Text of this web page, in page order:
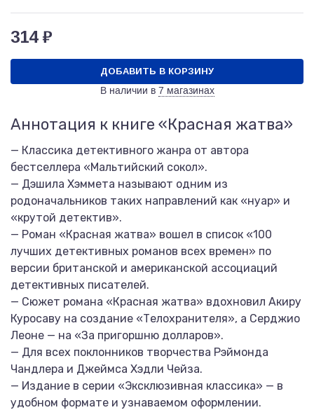
314 ₽
ДОБАВИТЬ В КОРЗИНУ
В наличии в 7 магазинах
Аннотация к книге «Красная жатва»
— Классика детективного жанра от автора
бестселлера «Мальтийский сокол».
— Дэшила Хэммета называют одним из
родоначальников таких направлений как «нуар» и
«крутой детектив».
— Роман «Красная жатва» вошел в список «100
лучших детективных романов всех времен» по
версии британской и американской ассоциаций
детективных писателей.
— Сюжет романа «Красная жатва» вдохновил Акиру
Куросаву на создание «Телохранителя», а Серджио
Леоне — на «За пригоршню долларов».
— Для всех поклонников творчества Рэймонда
Чандлера и Джеймса Хэдли Чейза.
— Издание в серии «Эксклюзивная классика» — в
удобном формате и узнаваемом оформлении.